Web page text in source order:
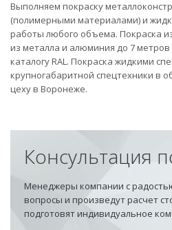
Выполняем покраску
(полимерными материалами) и
работы любого объема. Покраска
из металла и алюминия до 7
каталогу RAL. Покраска жидкими
крупногабаритной спецтехники в
цеху в Воронеже.
Консультация
Менеджеры компании с
вопросы и произведут расчет
подготовят индивидуальное